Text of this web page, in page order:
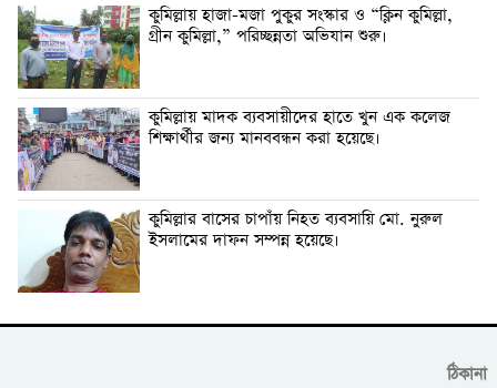
কুমিল্লায় হাজা-মজা পুকুর সংস্কার ও “ক্লিন কুমিল্লা,
গ্রীন কুমিল্লা,” পরিচ্ছন্নতা অভিযান শুরু।
কুমিল্লায় মাদক ব্যবসায়ীদের হাতে খুন এক কলেজ
শিক্ষার্থীর জন্য মানববন্ধন করা হয়েছে।
কুমিল্লার বাসের চাপাঁয় নিহত ব্যবসায়ি মো. নুরুল
ইসলামের দাফন সম্পন্ন হয়েছে।
ঠিকানা